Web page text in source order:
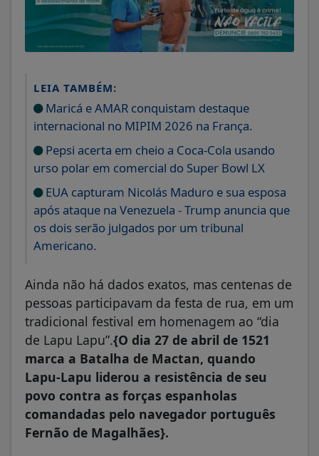
LEIA TAMBÉM:
Maricá e AMAR conquistam destaque
internacional no MIPIM 2026 na França.
Pepsi acerta em cheio a Coca-Cola usando
urso polar em comercial do Super Bowl LX
EUA capturam Nicolás Maduro e sua esposa
após ataque na Venezuela - Trump anuncia que
os dois serão julgados por um tribunal
Americano.
Ainda não há dados exatos, mas centenas de
pessoas participavam da festa de rua, em um
tradicional festival em homenagem ao “dia
de Lapu Lapu”. {O dia 27 de abril de 1521
marca a Batalha de Mactan, quando
Lapu-Lapu liderou a resistência de seu
povo contra as forças espanholas
comandadas pelo navegador português
Fernão de Magalhães}.